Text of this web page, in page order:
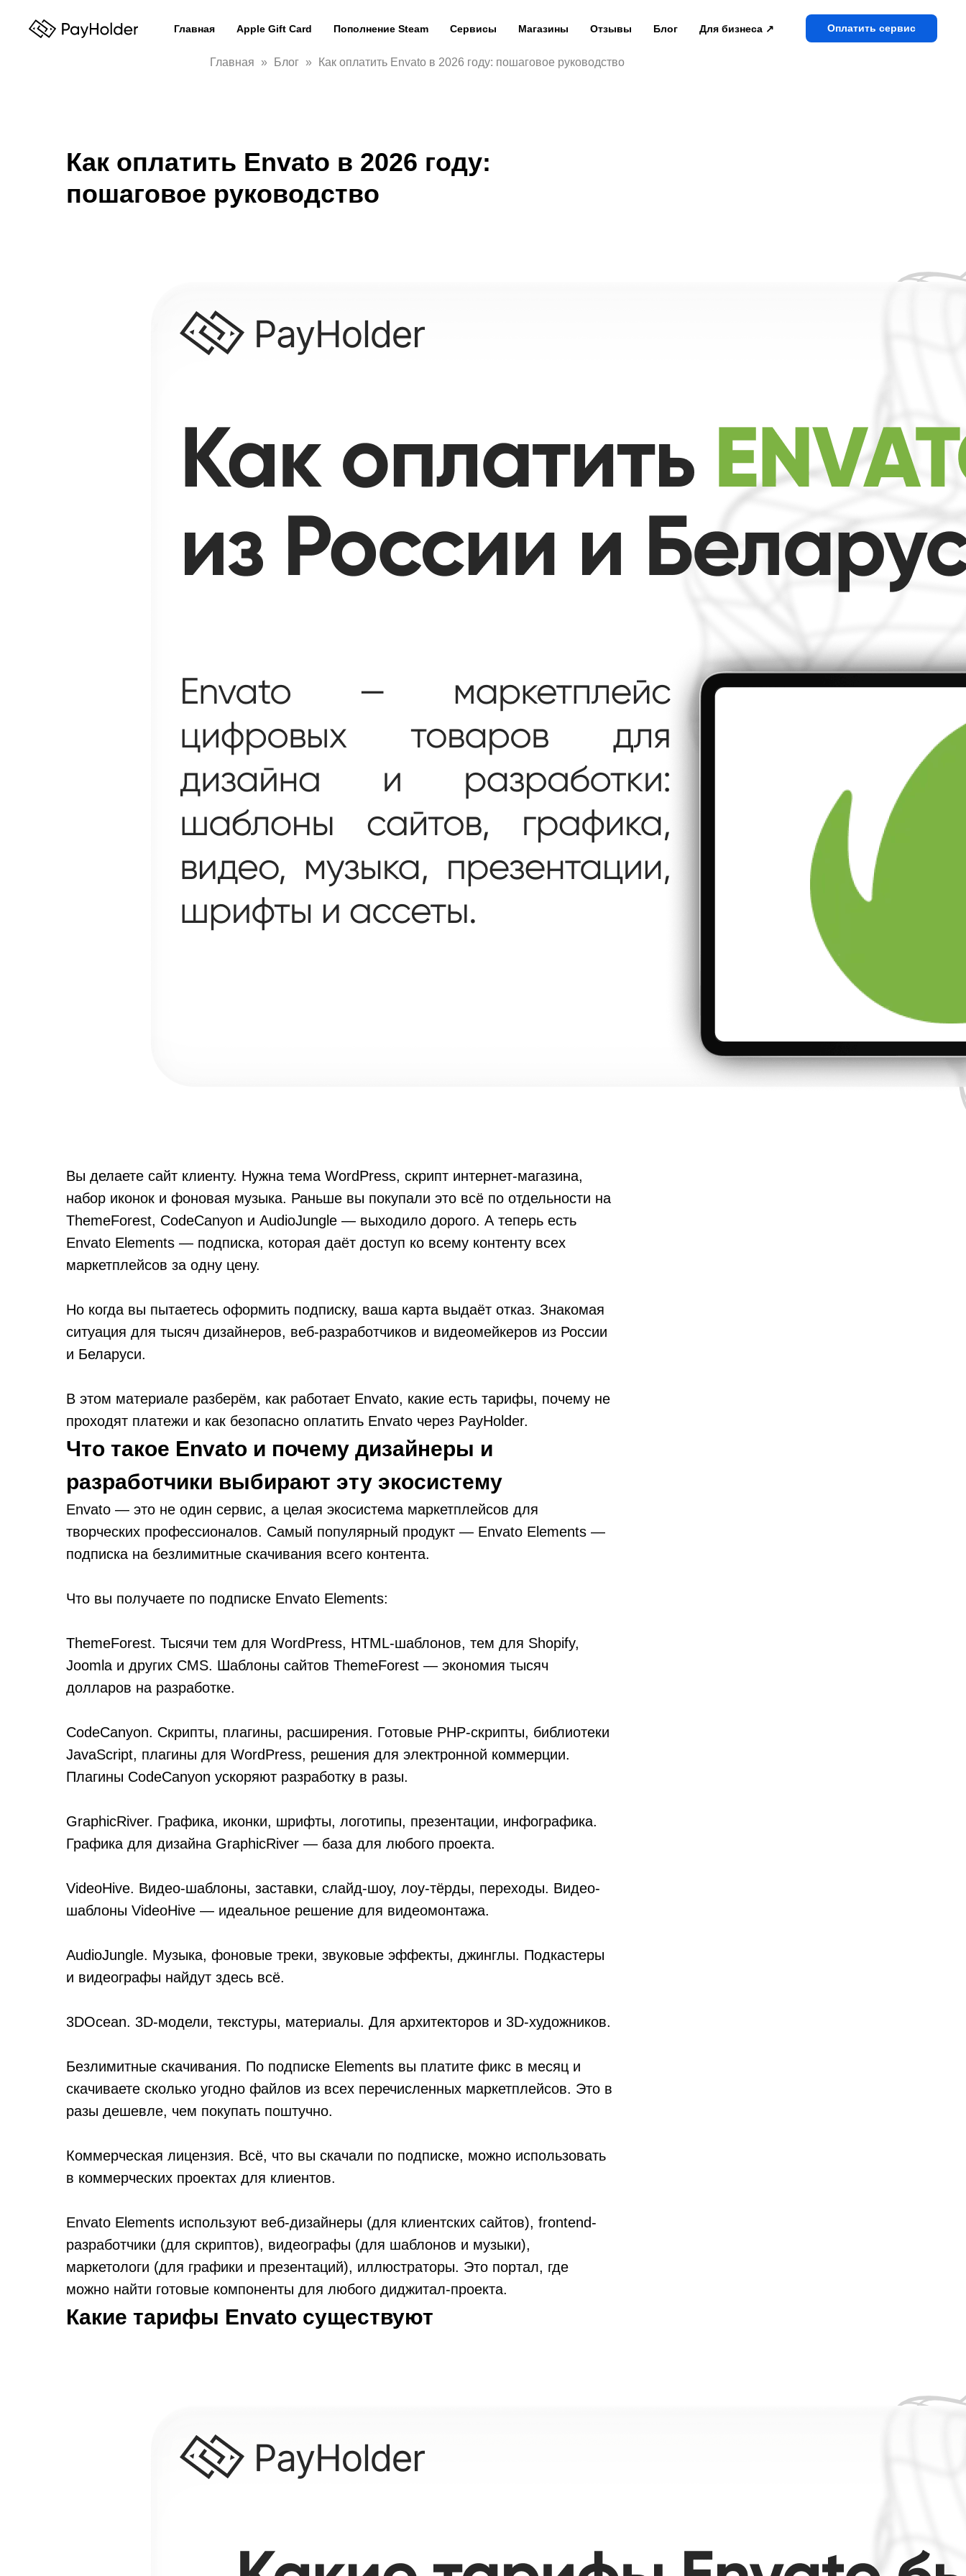
Главная Блог Как оплатить Envato в 2026 году: пошаговое руководство
Главная Apple Gift Card Пополнение Steam Сервисы Магазины Отзывы Блог Для бизнеса ↗ Оплатить сервис
Как оплатить Envato в 2026 году:
пошаговое руководство
Вы делаете сайт клиенту. Нужна тема WordPress, скрипт интернет-магазина,
набор иконок и фоновая музыка. Раньше вы покупали это всё по отдельности на
ThemeForest, CodeCanyon и AudioJungle — выходило дорого. А теперь есть
Envato Elements — подписка, которая даёт доступ ко всему контенту всех
маркетплейсов за одну цену.
Но когда вы пытаетесь оформить подписку, ваша карта выдаёт отказ. Знакомая
ситуация для тысяч дизайнеров, веб-разработчиков и видеомейкеров из России
и Беларуси.
В этом материале разберём, как работает Envato, какие есть тарифы, почему не
проходят платежи и как безопасно оплатить Envato через PayHolder.
Что такое Envato и почему дизайнеры и
разработчики выбирают эту экосистему
Envato — это не один сервис, а целая экосистема маркетплейсов для
творческих профессионалов. Самый популярный продукт — Envato Elements —
подписка на безлимитные скачивания всего контента.
Что вы получаете по подписке Envato Elements:
ThemeForest. Тысячи тем для WordPress, HTML-шаблонов, тем для Shopify,
Joomla и других CMS. Шаблоны сайтов ThemeForest — экономия тысяч
долларов на разработке.
CodeCanyon. Скрипты, плагины, расширения. Готовые PHP-скрипты, библиотеки
JavaScript, плагины для WordPress, решения для электронной коммерции.
Плагины CodeCanyon ускоряют разработку в разы.
GraphicRiver. Графика, иконки, шрифты, логотипы, презентации, инфографика.
Графика для дизайна GraphicRiver — база для любого проекта.
VideoHive. Видео-шаблоны, заставки, слайд-шоу, лоу-тёрды, переходы. Видео-
шаблоны VideoHive — идеальное решение для видеомонтажа.
AudioJungle. Музыка, фоновые треки, звуковые эффекты, джинглы. Подкастеры
и видеографы найдут здесь всё.
3DOcean. 3D-модели, текстуры, материалы. Для архитекторов и 3D-художников.
Безлимитные скачивания. По подписке Elements вы платите фикс в месяц и
скачиваете сколько угодно файлов из всех перечисленных маркетплейсов. Это в
разы дешевле, чем покупать поштучно.
Коммерческая лицензия. Всё, что вы скачали по подписке, можно использовать
в коммерческих проектах для клиентов.
Envato Elements используют веб-дизайнеры (для клиентских сайтов), frontend-
разработчики (для скриптов), видеографы (для шаблонов и музыки),
маркетологи (для графики и презентаций), иллюстраторы. Это портал, где
можно найти готовые компоненты для любого диджитал-проекта.
Какие тарифы Envato существуют